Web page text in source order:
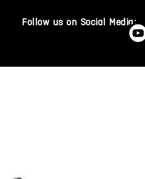
Follow us on Social Media: